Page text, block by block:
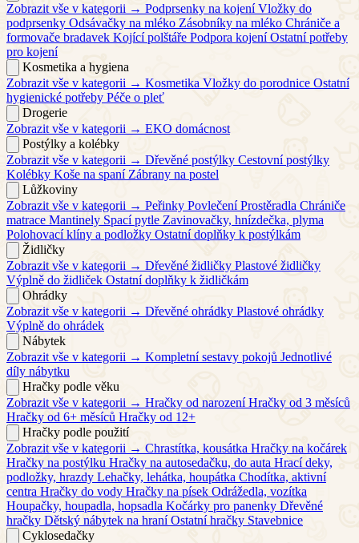
Zobrazit vše v kategorii → Podprsenky na kojení Vložky do
podprsenky Odsávačky na mléko Zásobníky na mléko Chrániče a
formovače bradavek Kojící polštáře Podpora kojení Ostatní potřeby
pro kojení
Kosmetika a hygiena
Zobrazit vše v kategorii → Kosmetika Vložky do porodnice Ostatní
hygienické potřeby Péče o pleť
Drogerie
Zobrazit vše v kategorii → EKO domácnost
Postýlky a kolébky
Zobrazit vše v kategorii → Dřevěné postýlky Cestovní postýlky
Kolébky Koše na spaní Zábrany na postel
Lůžkoviny
Zobrazit vše v kategorii → Peřinky Povlečení Prostěradla Chrániče
matrace Mantinely Spací pytle Zavinovačky, hnízdečka, plyma
Polohovací klíny a podložky Ostatní doplňky k postýlkám
Židličky
Zobrazit vše v kategorii → Dřevěné židličky Plastové židličky
Výplně do židliček Ostatní doplňky k židličkám
Ohrádky
Zobrazit vše v kategorii → Dřevěné ohrádky Plastové ohrádky
Výplně do ohrádek
Nábytek
Zobrazit vše v kategorii → Kompletní sestavy pokojů Jednotlivé
díly nábytku
Hračky podle věku
Zobrazit vše v kategorii → Hračky od narození Hračky od 3 měsíců
Hračky od 6+ měsíců Hračky od 12+
Hračky podle použití
Zobrazit vše v kategorii → Chrastítka, kousátka Hračky na kočárek
Hračky na postýlku Hračky na autosedačku, do auta Hrací deky,
podložky, hrazdy Lehačky, lehátka, houpátka Chodítka, aktivní
centra Hračky do vody Hračky na písek Odrážedla, vozítka
Houpačky, houpadla, hopsadla Kočárky pro panenky Dřevěné
hračky Dětský nábytek na hraní Ostatní hračky Stavebnice
Cyklosedačky